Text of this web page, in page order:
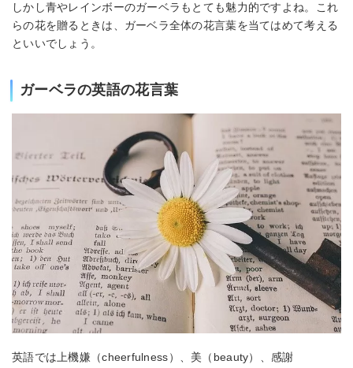
しかし青やレインボーのガーベラもとても魅力的ですよね。これ
らの花を贈るときは、ガーベラ全体の花言葉を当てはめて考える
といいでしょう。
ガーベラの英語の花言葉
英語では上機嫌（cheerfulness）、美（beauty）、感謝